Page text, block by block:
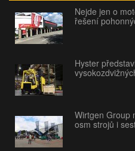
Nejde jen o
řešení
Hyster
Wirtgen Group
osm strojů i